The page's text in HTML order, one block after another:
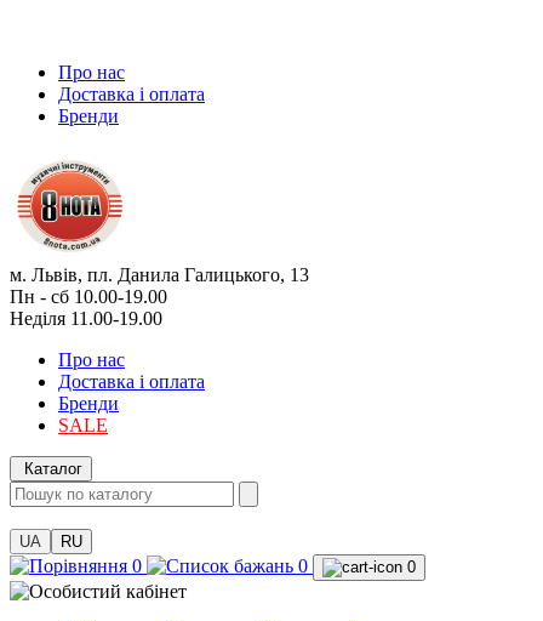
Про нас
Доставка і оплата
Бренди
м. Львів, пл. Данила Галицького, 13
Пн - сб 10.00-19.00
Неділя 11.00-19.00
Про нас
Доставка і оплата
Бренди
SALE
Каталог
UA RU
0 0 0